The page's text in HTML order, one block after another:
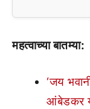
महत्वाच्या बातम्या:
‘जय
आंबेडकर